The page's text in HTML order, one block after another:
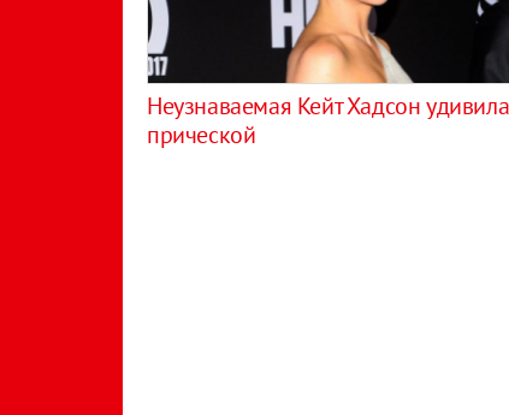
Неузнаваемая Кейт Хадсон удивила
прической